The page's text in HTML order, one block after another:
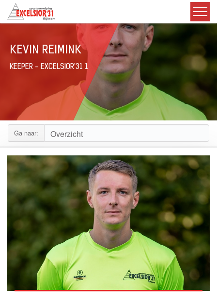
KEVIN REIMINK
KEEPER - EXCELSIOR'31 1
Ga naar: